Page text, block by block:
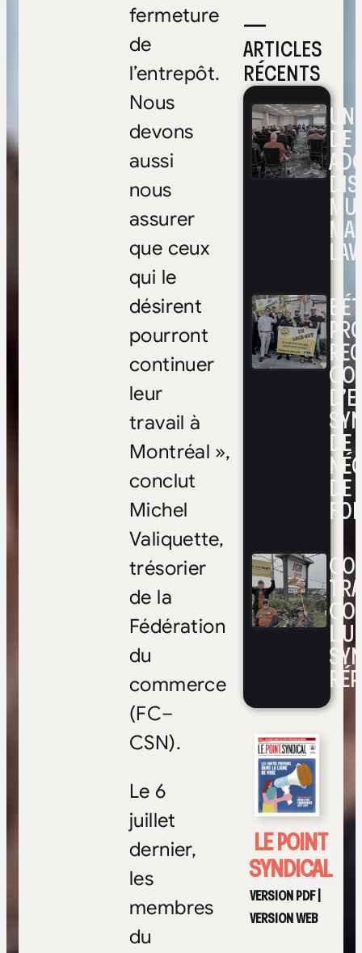
—
ARTICLES
RÉCENTS
DE
DE
DE
FOI
LE POINT
SYNDICAL
VERSION PDF|
VERSION WEB
fermeture
de
l’entrepôt.
Nous
devons
aussi
nous
assurer
que ceux
qui le
désirent
pourront
continuer
leur
travail à
Montréal »,
conclut
Michel
Valiquette,
trésorier
de la
Fédération
du
commerce
(FC–
CSN).
Le 6
juillet
dernier,
les
membres
du